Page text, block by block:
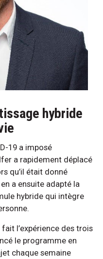
hybride
19 a imposé
a rapidement déplacé
qu’il était donné
a ensuite adapté la
hybride qui intègre
l’expérience des trois
le programme en
chaque semaine